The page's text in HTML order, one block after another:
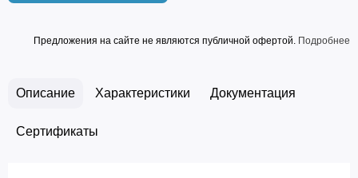
Предложения на сайте не являются публичной офертой. Подробнее
Описание Характеристики Документация
Сертификаты